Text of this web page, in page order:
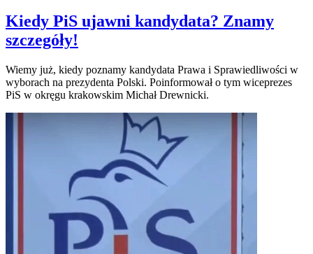
Kiedy PiS ujawni kandydata? Znamy
szczegóły!
Wiemy już, kiedy poznamy kandydata Prawa i Sprawiedliwości w
wyborach na prezydenta Polski. Poinformował o tym wiceprezes
PiS w okręgu krakowskim Michał Drewnicki.